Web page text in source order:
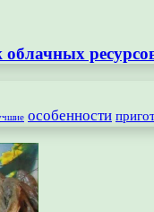
особенности